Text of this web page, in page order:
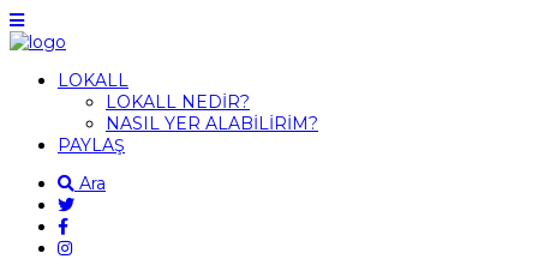
LOKALL
LOKALL NEDİR?
NASIL YER ALABİLİRİM?
PAYLAŞ
Ara